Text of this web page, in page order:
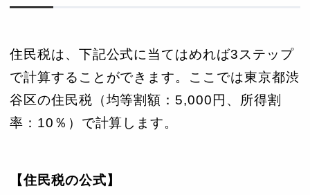
住民税は、下記公式に当てはめれば3ステップ
で計算することができます。ここでは東京都渋
谷区の住民税（均等割額：5,000円、所得割
率：10％）で計算します。
【住民税の公式】